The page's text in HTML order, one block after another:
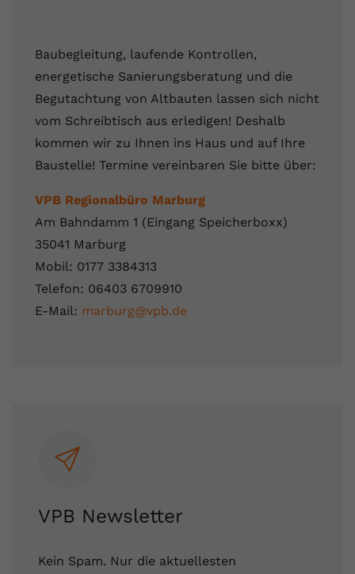
Baubegleitung, laufende Kontrollen,
energetische Sanierungsberatung und die
Begutachtung von Altbauten lassen sich nicht
vom Schreibtisch aus erledigen! Deshalb
kommen wir zu Ihnen ins Haus und auf Ihre
Baustelle! Termine vereinbaren Sie bitte über:
VPB Regionalbüro Marburg
Am Bahndamm 1 (Eingang Speicherboxx)
35041 Marburg
Mobil: 0177 3384313
Telefon: 06403 6709910
E-Mail: marburg@vpb.de
VPB Newsletter
Kein Spam. Nur die aktuellesten